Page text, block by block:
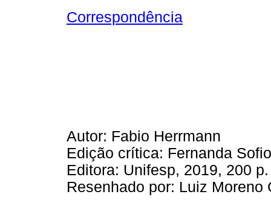
Correspondência
Autor: Fabio Herrmann
Edição crítica: Fernanda Sofio
Editora: Unifesp, 2019, 200 p.
Resenhado por: Luiz Moreno